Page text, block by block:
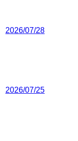
2026/07/28
2026/07/25